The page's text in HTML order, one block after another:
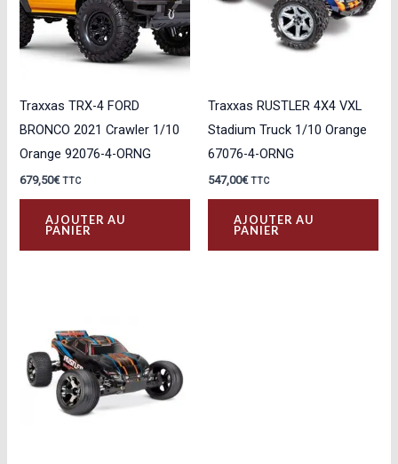
Traxxas TRX-4 FORD
BRONCO 2021 Crawler 1/10
Orange 92076-4-ORNG
679,50€ TTC
AJOUTER AU
PANIER
Traxxas RUSTLER 4X4 VXL
Stadium Truck 1/10 Orange
67076-4-ORNG
547,00€ TTC
AJOUTER AU
PANIER